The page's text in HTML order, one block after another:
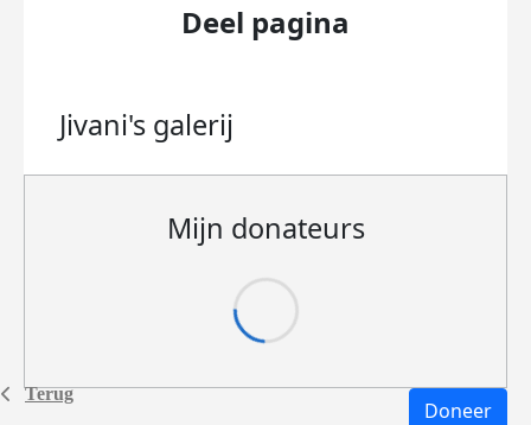
Terug
Deel pagina
Jivani's galerij
Mijn donateurs
Doneer